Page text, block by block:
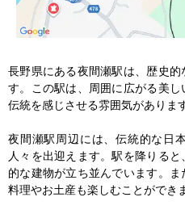
長野県にある夜間瀬駅は、歴史
す。この駅は、周囲に広がる美
伝統を感じさせる雰囲気がありま
夜間瀬駅周辺には、伝統的な日
人々を出迎えます。駅を降りる
的な建物が立ち並んでいます。
料理やお土産も楽しむことができ